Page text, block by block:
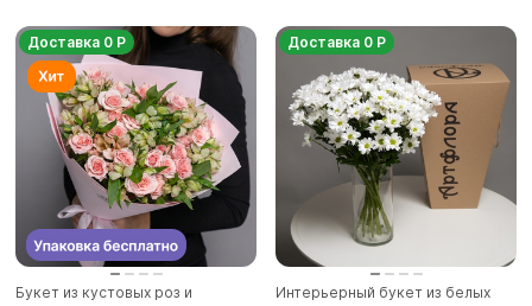
Доставка 0 Р
Букет из кустовых роз и
Доставка 0 Р
Интерьерный букет из белых